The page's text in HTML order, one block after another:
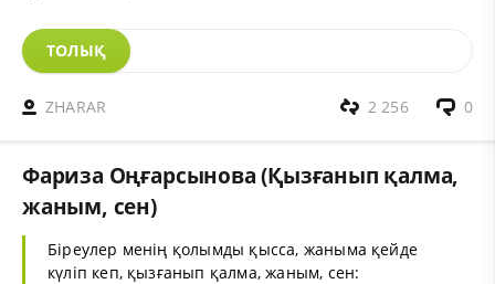
ТОЛЫҚ
ZHARAR 0
2 256
Фариза Оңғарсынова (Қызғанып қалма,
жаным, сен)
Біреулер менің қолымды қысса, жаныма қейде
күліп кеп, қызғанып қалма, жаным, сен: